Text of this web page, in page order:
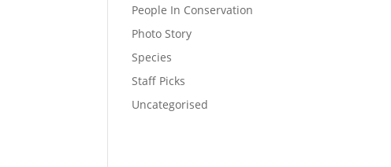
People In Conservation
Photo Story
Species
Staff Picks
Uncategorised